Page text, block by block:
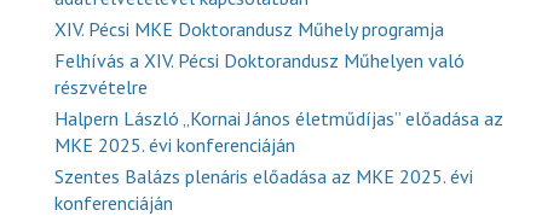
XIV. Pécsi MKE Doktorandusz Műhely programja
Felhívás a XIV. Pécsi Doktorandusz Műhelyen való
részvételre
Halpern László „Kornai János életműdíjas” előadása az
MKE 2025. évi konferenciáján
Szentes Balázs plenáris előadása az MKE 2025. évi
konferenciáján